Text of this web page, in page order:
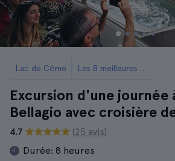
Lac de Côme Les 8 meilleures croisières sur le lac de Côme
Excursion d'une journée
Bellagio avec croisière
4.7
(25 avis)
Durée: 8 heures